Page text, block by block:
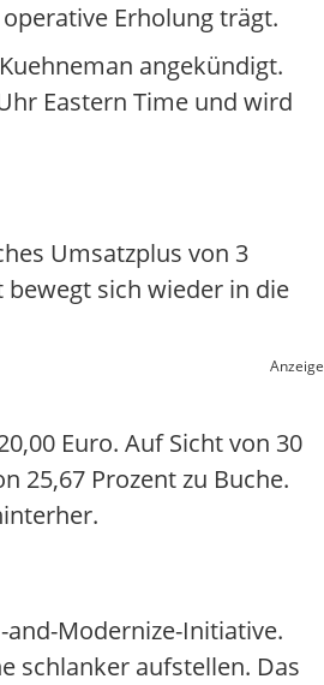
Erholung trägt.
angekündigt.
Eastern Time und wird
Umsatzplus von 3
bewegt sich wieder in die
Anzeige
Euro. Auf Sicht von 30
25,67 Prozent zu Buche.
Modernize-Initiative.
schlanker aufstellen. Das